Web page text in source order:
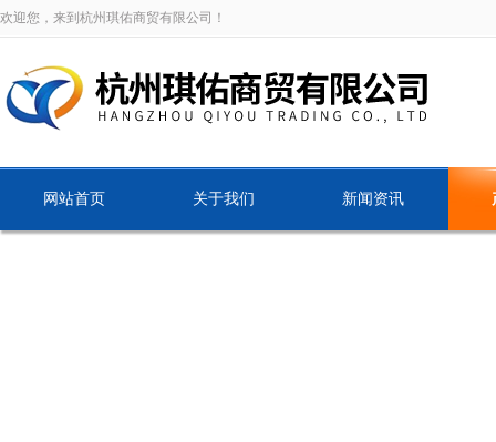
欢迎您，来到杭州琪佑商贸有限公司！
网站首页 关于我们 新闻资讯